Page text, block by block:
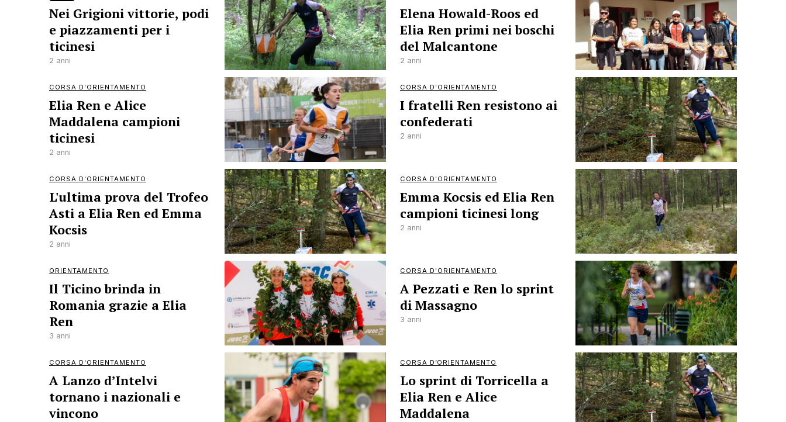
Nei Grigioni vittorie, podi
e piazzamenti per i
ticinesi
2 anni
Elena Howald-Roos ed
Elia Ren primi nei boschi
del Malcantone
2 anni
CORSA D'ORIENTAMENTO
Elia Ren e Alice
Maddalena campioni
ticinesi
2 anni
CORSA D'ORIENTAMENTO
I fratelli Ren resistono ai
confederati
2 anni
CORSA D'ORIENTAMENTO
L'ultima prova del Trofeo
Asti a Elia Ren ed Emma
Kocsis
2 anni
CORSA D'ORIENTAMENTO
Emma Kocsis ed Elia Ren
campioni ticinesi long
2 anni
ORIENTAMENTO
Il Ticino brinda in
Romania grazie a Elia
Ren
3 anni
CORSA D'ORIENTAMENTO
A Pezzati e Ren lo sprint
di Massagno
3 anni
CORSA D'ORIENTAMENTO
A Lanzo d’Intelvi
tornano i nazionali e
vincono
CORSA D’ORIENTAMENTO
Lo sprint di Torricella a
Elia Ren e Alice
Maddalena